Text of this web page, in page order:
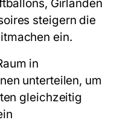
Girlanden
steigern die
ein.
in
unterteilen, um
gleichzeitig